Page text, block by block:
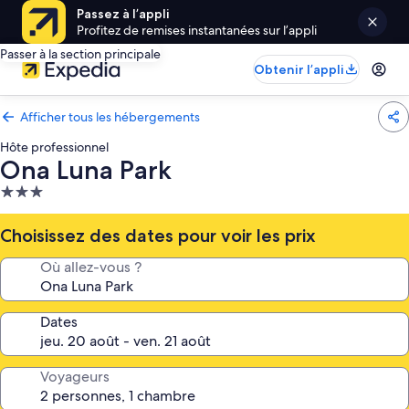
Passez à l’appli
Profitez de remises instantanées sur l’appli
Passer à la section principale
Obtenir l’appli
Afficher tous les hébergements
Hôte professionnel
Ona Luna Park
Hébergement
3.0 étoiles
Choisissez des dates pour voir les prix
Où allez-vous ?
Dates
Voyageurs